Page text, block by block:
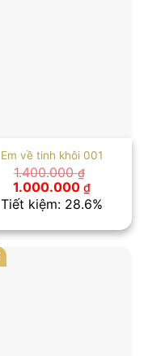
Em về tinh khôi 001
1.400.000₫
Giá
gốc
là:
1.000.000 ₫Giá
hiện
tại
Tiết kiệm: 28.6%